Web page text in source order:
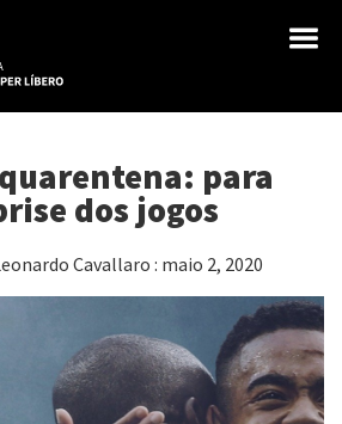
para
dos jogos
Cavallaro : maio 2, 2020